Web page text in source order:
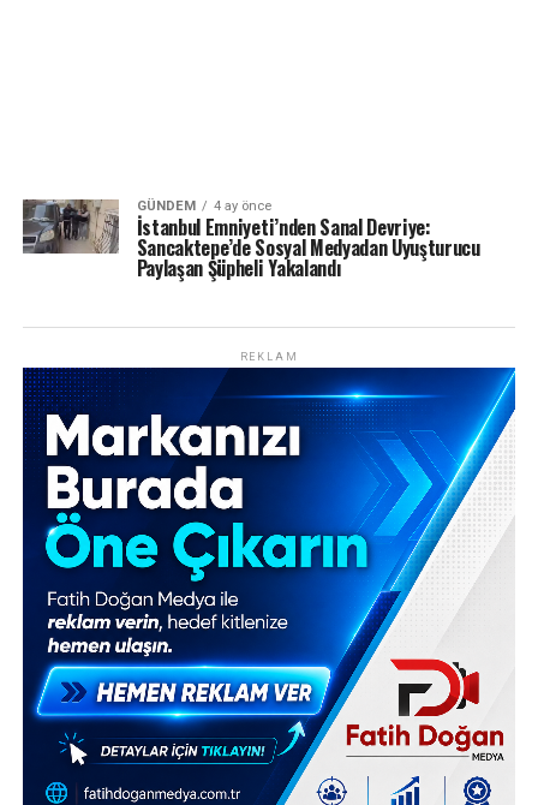
GÜNDEM 4 ay önce
İstanbul Emniyeti’nden Sanal Devriye:
Sancaktepe’de Sosyal Medyadan Uyuşturucu
Paylaşan Şüpheli Yakalandı
REKLAM